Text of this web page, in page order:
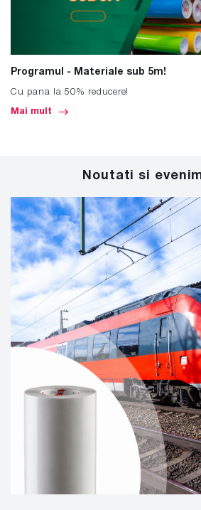
Programul - Materiale sub 5m!
Cu pana la 50% reducere!
Mai mult
Noutati si